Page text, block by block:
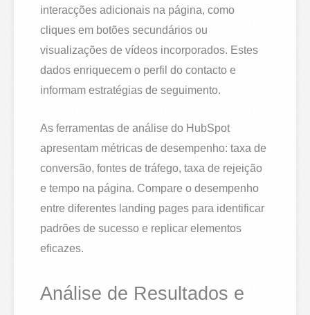
interacções adicionais na página, como
cliques em botões secundários ou
visualizações de vídeos incorporados. Estes
dados enriquecem o perfil do contacto e
informam estratégias de seguimento.
As ferramentas de análise do HubSpot
apresentam métricas de desempenho: taxa de
conversão, fontes de tráfego, taxa de rejeição
e tempo na página. Compare o desempenho
entre diferentes landing pages para identificar
padrões de sucesso e replicar elementos
eficazes.
Análise de Resultados e